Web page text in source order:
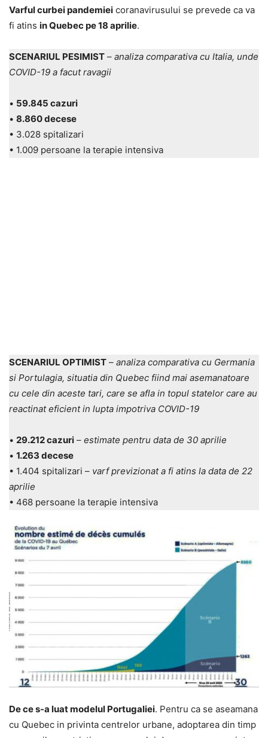
Varful curbei pandemiei coranavirusului se prevede ca va
fi atins in Quebec pe 18 aprilie.
SCENARIUL PESIMIST – analiza comparativa cu Italia, unde
COVID-19 a facut ravagii
• 59.845 cazuri
• 8.860 decese
• 3.028 spitalizari
• 1.009 persoane la terapie intensiva
SCENARIUL OPTIMIST – analiza comparativa cu Germania
si Portulagia, situatia din Quebec fiind mai asemanatoare
cu cele din aceste tari, care se afla in topul statelor care au
reactinat eficient in lupta impotriva COVID-19
• 29.212 cazuri – estimate pentru data de 30 aprilie
• 1.263 decese
• 1.404 spitalizari – varf previzionat a fi atins la data de 22
aprilie
• 468 persoane la terapie intensiva
De ce s-a luat modelul Portugaliei. Pentru ca se aseamana
cu Quebec in privinta centrelor urbane, adoptarea din timp